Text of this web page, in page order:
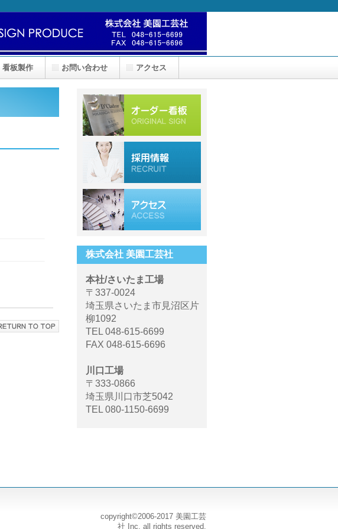
看板製作 お問い合わせ アクセス
株式会社 美園工芸社
本社/さいたま工場
〒337-0024
埼玉県さいたま市見沼区片
柳1092
TEL 048-615-6699
FAX 048-615-6696
川口工場
〒333-0866
埼玉県川口市芝5042
TEL 080-1150-6699
copyright©2006-2017 美園工芸
社 Inc. all rights reserved.